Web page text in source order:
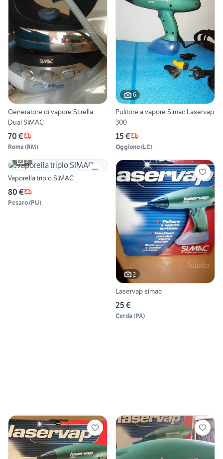
Generatore di vapore Stirella
Dual SIMAC
70 €
Roma (RM)
6
Pulitore a vapore Simac Laservap
300
15 €
Oggiono(LC)
3
Vaporella triplo SIMAC
80 €
Pesaro(PU)
2
Laservap simac
25 €
Cerda (PA)